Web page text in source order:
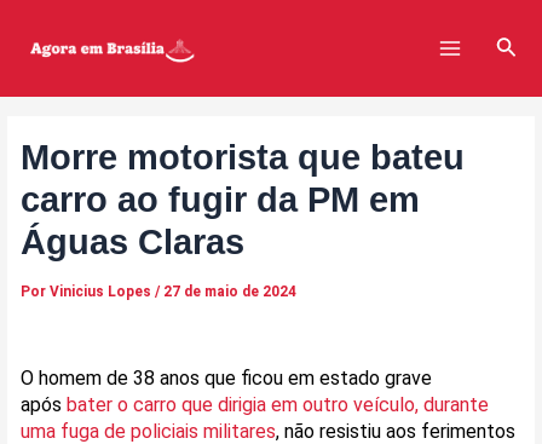
Menu
Morre motorista que bateu
carro ao fugir da PM em
Águas Claras
Por Vinicius Lopes / 27 de maio de 2024
O homem de 38 anos que ficou em estado grave
após bater o carro que dirigia em outro veículo, durante
uma fuga de policiais militares, não resistiu aos ferimentos